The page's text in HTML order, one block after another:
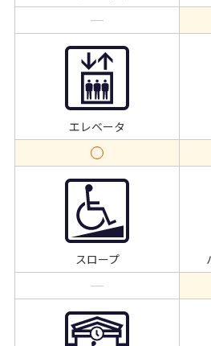
エレベータ
スロープ